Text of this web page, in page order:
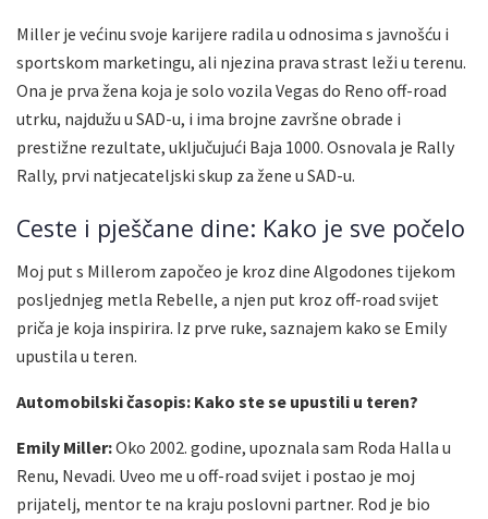
Miller je većinu svoje karijere radila u odnosima s javnošću i
sportskom marketingu, ali njezina prava strast leži u terenu.
Ona je prva žena koja je solo vozila Vegas do Reno off-road
utrku, najdužu u SAD-u, i ima brojne završne obrade i
prestižne rezultate, uključujući Baja 1000. Osnovala je Rally
Rally, prvi natjecateljski skup za žene u SAD-u.
Ceste i pješčane dine: Kako je sve počelo
Moj put s Millerom započeo je kroz dine Algodones tijekom
posljednjeg metla Rebelle, a njen put kroz off-road svijet
priča je koja inspirira. Iz prve ruke, saznajem kako se Emily
upustila u teren.
Automobilski časopis: Kako ste se upustili u teren?
Emily Miller:Oko 2002. godine, upoznala sam Roda Halla u
Renu, Nevadi. Uveo me u off-road svijet i postao je moj
prijatelj, mentor te na kraju poslovni partner. Rod je bio